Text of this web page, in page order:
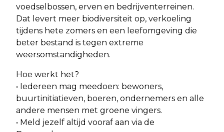
voedselbossen, erven en bedrijventerreinen.
Dat levert meer biodiversiteit op, verkoeling
tijdens hete zomers en een leefomgeving die
beter bestand is tegen extreme
weersomstandigheden.
Hoe werkt het?
• Iedereen mag meedoen: bewoners,
buurtinitiatieven, boeren, ondernemers en alle
andere mensen met groene vingers.
• Meld jezelf altijd vooraf aan via de